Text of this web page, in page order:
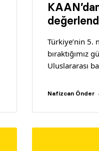
Türkiye’nin 5.
bıraktığımız
Uluslararası
Nafizcan Önder